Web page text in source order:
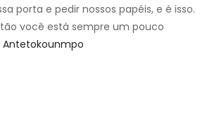
porta e pedir nossos papéis, e é isso.
você está sempre um pouco
Antetokounmpo